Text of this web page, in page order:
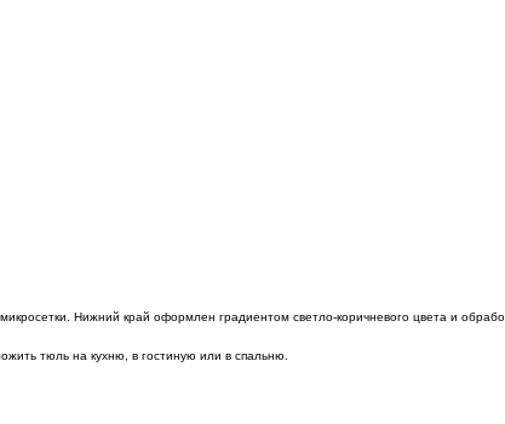
Нижний край оформлен градиентом светло-коричневого цвета и
тюль на кухню, в гостиную или в спальню.